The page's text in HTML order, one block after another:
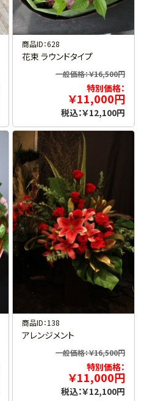
商品ID：628
花束 ラウンドタイプ
一般価格：￥16,500円
特別価格：
￥11,000円
税込：￥12,100円
商品ID：138
アレンジメント
一般価格：￥16,500円
特別価格：
￥11,000円
税込：￥12,100円